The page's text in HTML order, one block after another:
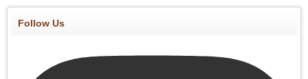
Follow Us